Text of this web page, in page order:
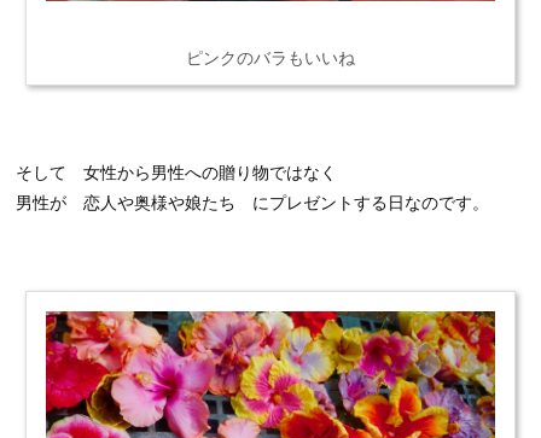
ピンクのバラもいいね
そして 女性から男性への贈り物ではなく
男性が 恋人や奥様や娘たち にプレゼントする日なのです。